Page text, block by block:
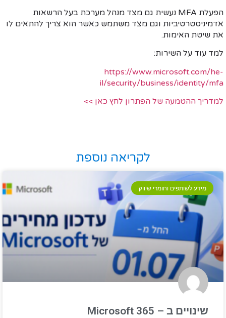
הפעלת MFA נעשית גם מצד מנהל מערכת בעל הרשאות
אדמיניסטרטיביות וגם מצד משתמש כאשר הוא צריך להתאים לו
את שיטת האימות.
למד עוד על השירות:
https://www.microsoft.com/he-
il/security/business/identity/mfa
למדריך ההטמעה של הפתרון לחץ כאן >>
לקריאה נוספת
מידע לשותפים וחומרי שיווק
שינויים ב – Microsoft 365